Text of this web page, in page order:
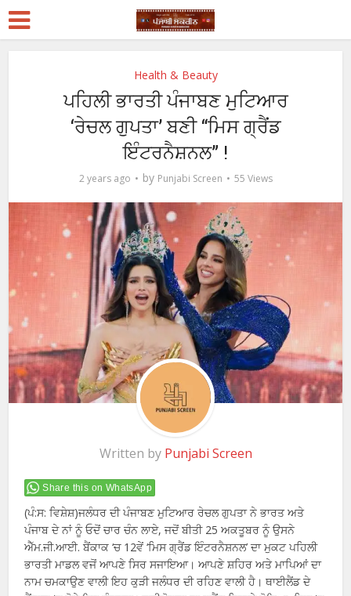
Health & Beauty
ਪਹਿਲੀ ਭਾਰਤੀ ਪੰਜਾਬਣ ਮੁਟਿਆਰ
‘ਰੇਚਲ ਗੁਪਤਾ’ ਬਣੀ “ਮਿਸ ਗ੍ਰੈਂਡ
ਇੰਟਰਨੈਸ਼ਨਲ” !
2 years ago by Punjabi Screen 55 Views
Written by Punjabi Screen
Share this on WhatsApp
(ਪੰ:ਸ: ਵਿਸ਼ੇਸ਼)ਜਲੰਧਰ ਦੀ ਪੰਜਾਬਣ ਮੁਟਿਆਰ ਰੇਚਲ ਗੁਪਤਾ ਨੇ ਭਾਰਤ ਅਤੇ
ਪੰਜਾਬ ਦੇ ਨਾਂ ਨੂੰ ਓਦੋਂ ਚਾਰ ਚੰਨ ਲਾਏ, ਜਦੋਂ ਬੀਤੀ 25 ਅਕਤੂਬਰ ਨੂੰ ਉਸਨੇ
ਐੱਮ.ਜੀ.ਆਈ. ਬੈਂਕਾਕ ‘ਚ 12ਵੇਂ ‘ਮਿਸ ਗ੍ਰੈਂਡ ਇੰਟਰਨੈਸ਼ਨਲ’ ਦਾ ਮੁਕਟ ਪਹਿਲੀ
ਭਾਰਤੀ ਮਾਡਲ ਵਜੋਂ ਆਪਣੇ ਸਿਰ ਸਜਾਇਆ। ਆਪਣੇ ਸ਼ਹਿਰ ਅਤੇ ਮਾਪਿਆਂ ਦਾ
ਨਾਮ ਚਮਕਾਉਣ ਵਾਲੀ ਇਹ ਕੁੜੀ ਜਲੰਧਰ ਦੀ ਰਹਿਣ ਵਾਲੀ ਹੈ। ਥਾਈਲੈਂਡ ਦੇ